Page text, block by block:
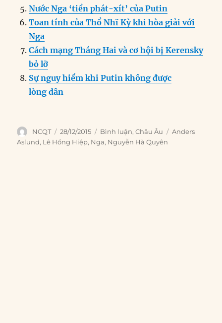
Nước Nga ‘tiền phát-xít’ của Putin
Toan tính của Thổ Nhĩ Kỳ khi hòa giải với
Nga
Cách mạng Tháng Hai và cơ hội bị Kerensky
bỏ lỡ
Sự nguy hiểm khi Putin không được
lòng dân
Author
NCQT
Posted
on
28/12/2015 Categories
Bình luận,Châu Âu Tags
Anders
Aslund, Lê Hồng Hiệp, Nga, Nguyễn Hà Quyên